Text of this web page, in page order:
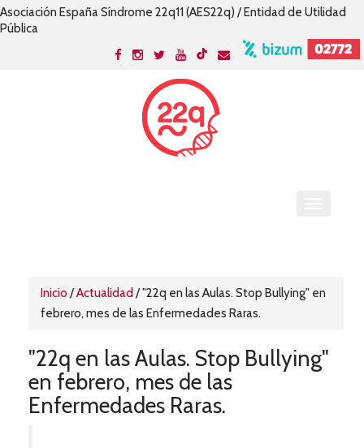
Asociación España Síndrome 22q11 (AES22q) / Entidad de Utilidad
Pública
Inicio /Actualidad /"22q en las Aulas. Stop Bullying" en
febrero, mes de las Enfermedades Raras.
"22q en las Aulas. Stop Bullying"
en febrero, mes de las
Enfermedades Raras.